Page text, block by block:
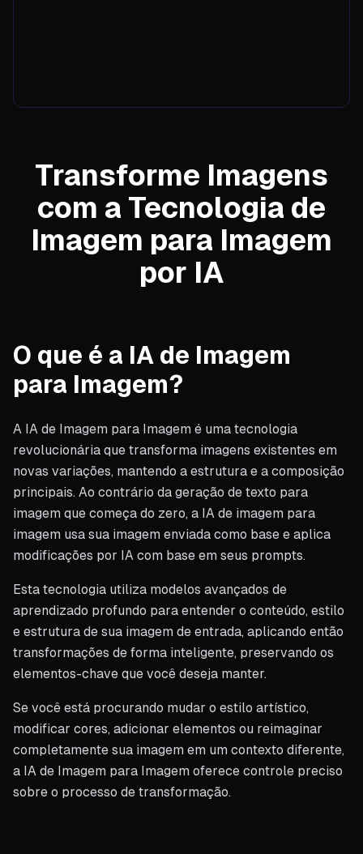
Transforme Imagens
com a Tecnologia de
Imagem para Imagem
por IA
O que é a IA de Imagem
para Imagem?
A IA de Imagem para Imagem é uma tecnologia
revolucionária que transforma imagens existentes em
novas variações, mantendo a estrutura e a composição
principais. Ao contrário da geração de texto para
imagem que começa do zero, a IA de imagem para
imagem usa sua imagem enviada como base e aplica
modificações por IA com base em seus prompts.
Esta tecnologia utiliza modelos avançados de
aprendizado profundo para entender o conteúdo, estilo
e estrutura de sua imagem de entrada, aplicando então
transformações de forma inteligente, preservando os
elementos-chave que você deseja manter.
Se você está procurando mudar o estilo artístico,
modificar cores, adicionar elementos ou reimaginar
completamente sua imagem em um contexto diferente,
a IA de Imagem para Imagem oferece controle preciso
sobre o processo de transformação.